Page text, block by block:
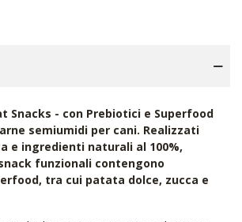
Snacks - con Prebiotici e Superfood
semiumidi per cani. Realizzati
e ingredienti naturali al 100%,
funzionali contengono
tra cui patata dolce, zucca e